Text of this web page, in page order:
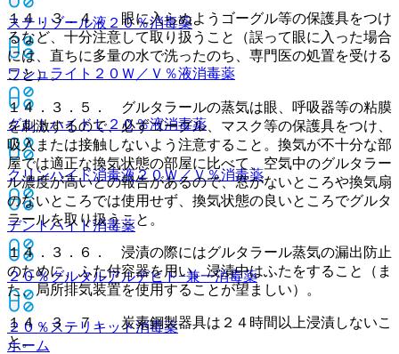
ステリゾール液２０％消毒薬
ワシュライト２０Ｗ／Ｖ％液消毒薬
グルトハイドＬ２０％液消毒薬
クリンハイド消毒液２０Ｗ／Ｖ％消毒薬
デントハイド消毒薬
２０％グルタルアルデヒド−兼一消毒薬
２０％ステリキット消毒薬
ホーム
１４．３．４． 眼に入らぬようゴーグル等の保護具をつけ
るなど、十分注意して取り扱うこと（誤って眼に入った場合
には、直ちに多量の水で洗ったのち、専門医の処置を受ける
こと）。
１４．３．５． グルタラールの蒸気は眼、呼吸器等の粘膜
を刺激するので、必ずゴーグル、マスク等の保護具をつけ、
吸入または接触しないよう注意すること。換気が不十分な部
屋では適正な換気状態の部屋に比べて、空気中のグルタラー
ル濃度が高いとの報告があるので、窓がないところや換気扇
のないところでは使用せず、換気状態の良いところでグルタ
ラールを取り扱うこと。
１４．３．６． 浸漬の際にはグルタラール蒸気の漏出防止
のために、ふた付容器を用い、浸漬中はふたをすること（ま
た、局所排気装置を使用することが望ましい）。
１４．３．７． 炭素鋼製器具は２４時間以上浸漬しないこ
と。